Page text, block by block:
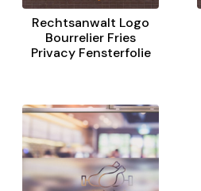
Rechtsanwalt Logo
Bourrelier Fries
Privacy Fensterfolie